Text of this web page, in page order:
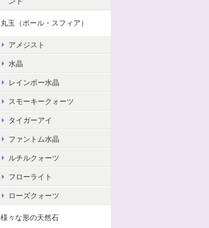
丸玉（ボール・スフィア）
アメジスト
水晶
レインボー水晶
スモーキークォーツ
タイガーアイ
ファントム水晶
ルチルクォーツ
フローライト
ローズクォーツ
様々な形の天然石